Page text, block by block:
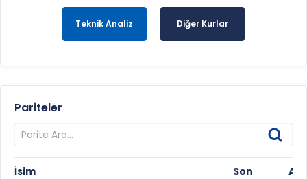
Teknik Analiz Diğer Kurlar
Pariteler
İsim Son
Alış